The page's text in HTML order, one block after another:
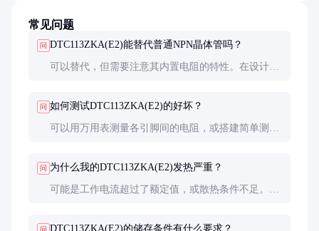
常见问题
问 DTC113ZKA(E2)能替代普通NPN晶体管吗？
可以替代，但需要注意其内置电阻的特性。在设计中
问 如何测试DTC113ZKA(E2)的好坏？
可以用万用表测量各引脚间的电阻，或搭建简单测试
问 为什么我的DTC113ZKA(E2)发热严重？
可能是工作电流超过了额定值，或散热条件不足。建
问 DTC113ZKA(E2)的储存条件有什么要求？